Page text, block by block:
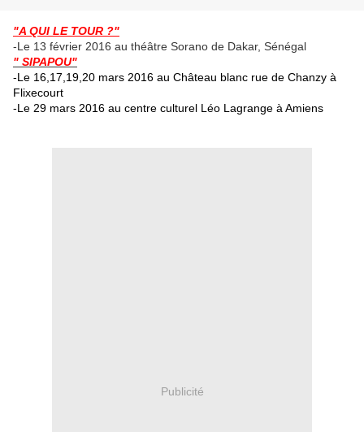
"A QUI LE TOUR ?"
-Le 13 février 2016 au théâtre Sorano de Dakar, Sénégal
" SIPAPOU"
-Le 16,17,19,20 mars 2016 au Château blanc rue de Chanzy à
Flixecourt
-Le 29 mars 2016 au centre culturel Léo Lagrange à Amiens
Publicité